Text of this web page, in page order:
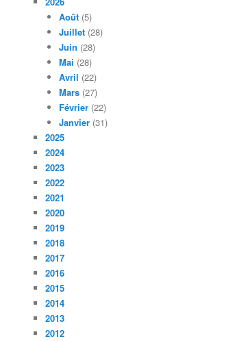
Août (5)
Juillet (28)
Juin (28)
Mai (28)
Avril (22)
Mars (27)
Février (22)
Janvier (31)
2025
2024
2023
2022
2021
2020
2019
2018
2017
2016
2015
2014
2013
2012